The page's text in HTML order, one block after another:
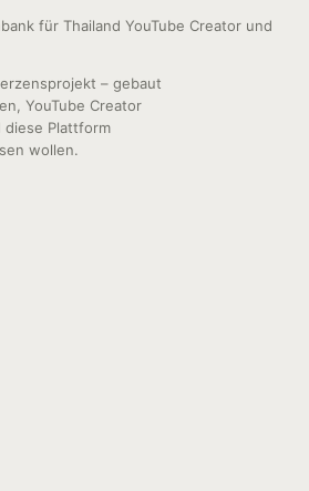
für Thailand YouTube Creator und
– gebaut
YouTube Creator
Plattform
wollen.